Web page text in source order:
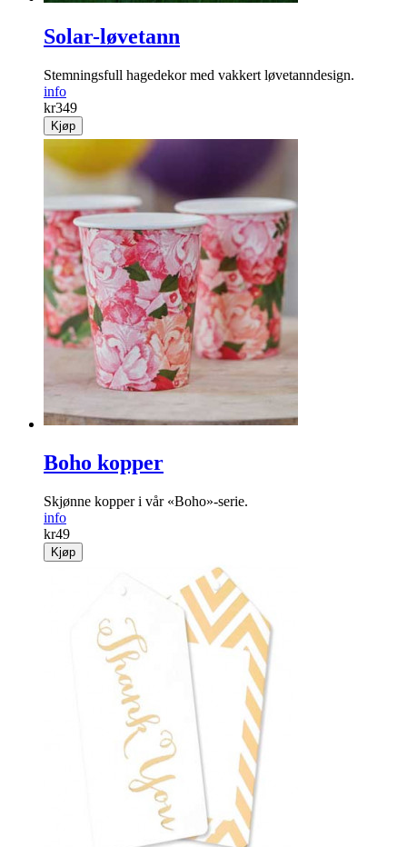
Solar-løvetann
Stemningsfull hagedekor med vakkert løve­tanndesign.
info
kr349
Kjøp
Boho kopper
Skjønne kopper i vår «Boho»-serie.
info
kr49
Kjøp